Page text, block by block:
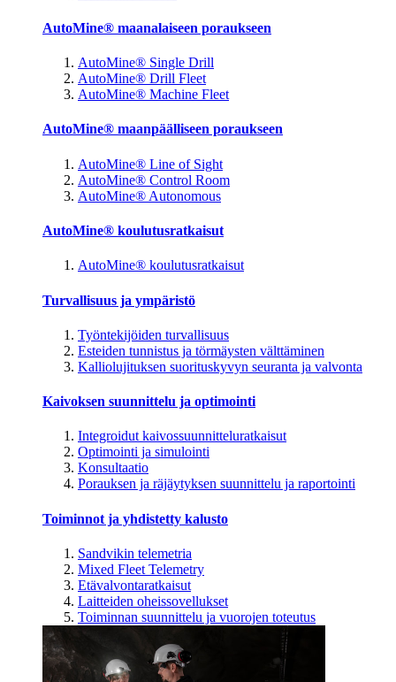
AutoMine® maanalaiseen poraukseen
AutoMine® Single Drill
AutoMine® Drill Fleet
AutoMine® Machine Fleet
AutoMine® maanpäälliseen poraukseen
AutoMine® Line of Sight
AutoMine® Control Room
AutoMine® Autonomous
AutoMine® koulutusratkaisut
AutoMine® koulutusratkaisut
Turvallisuus ja ympäristö
Työntekijöiden turvallisuus
Esteiden tunnistus ja törmäysten välttäminen
Kalliolujituksen suorituskyvyn seuranta ja valvonta
Kaivoksen suunnittelu ja optimointi
Integroidut kaivossuunnitteluratkaisut
Optimointi ja simulointi
Konsultaatio
Porauksen ja räjäytyksen suunnittelu ja raportointi
Toiminnot ja yhdistetty kalusto
Sandvikin telemetria
Mixed Fleet Telemetry
Etävalvontaratkaisut
Laitteiden oheissovellukset
Toiminnan suunnittelu ja vuorojen toteutus